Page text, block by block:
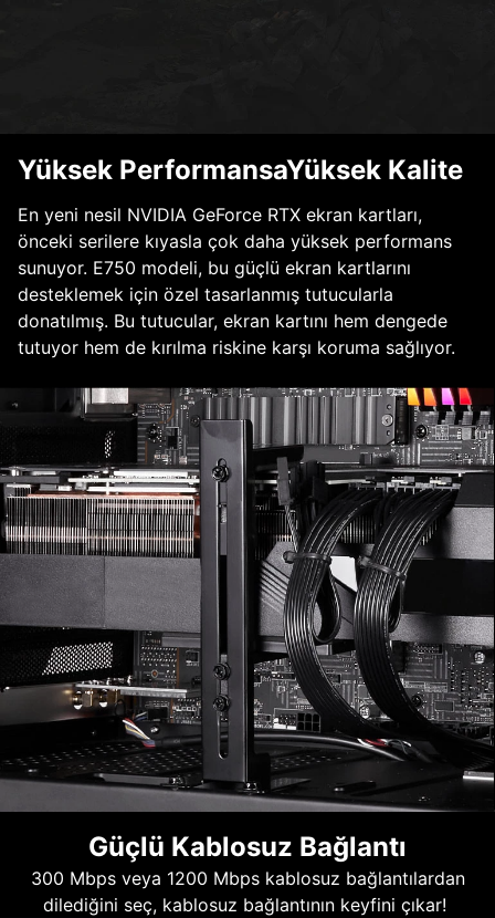
Yüksek PerformansaYüksek Kalite
En yeni nesil NVIDIA GeForce RTX ekran kartları,
önceki serilere kıyasla çok daha yüksek performans
sunuyor. E750 modeli, bu güçlü ekran kartlarını
desteklemek için özel tasarlanmış tutucularla
donatılmış. Bu tutucular, ekran kartını hem dengede
tutuyor hem de kırılma riskine karşı koruma sağlıyor.
Güçlü Kablosuz Bağlantı
300 Mbps veya 1200 Mbps kablosuz bağlantılardan
dilediğini seç, kablosuz bağlantının keyfini çıkar!